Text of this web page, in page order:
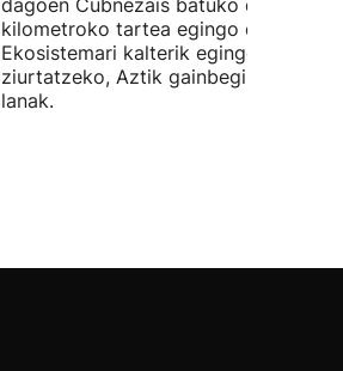
dagoen Cubnezais batuko ditu eta
kilometroko tartea egingo du ur
Ekosistemari kalterik egingo ez
ziurtatzeko, Aztik gainbegiratuko
lanak.